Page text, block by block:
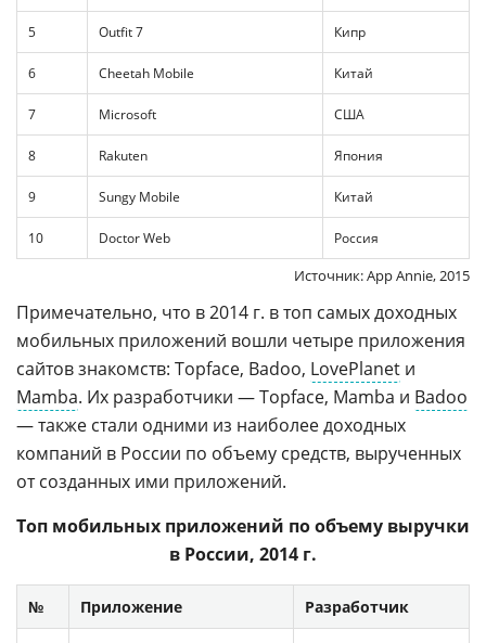
5 Outfit 7 Кипр
6 Cheetah Mobile Китай
7 Microsoft США
8 Rakuten Япония
9 Sungy Mobile Китай
10 Doctor Web Россия
Источник: App Annie, 2015
Примечательно, что в 2014 г. в топ самых доходных
мобильных приложений вошли четыре приложения
сайтов знакомств: Topface, Badoo, LovePlanet и
Mamba. Их разработчики — Topface, Mamba и Badoo
— также стали одними из наиболее доходных
компаний в России по объему средств, вырученных
от созданных ими приложений.
Топ мобильных приложений по объему выручки
в России, 2014 г.
№ Приложение Разработчик